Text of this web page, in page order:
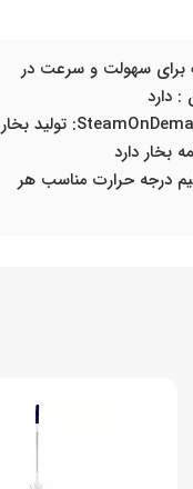
برای سهولت و سرعت در
: دارد
- قابلیت SteamOnDemand: تولید بخار
بخار دارد
درجه حرارت مناسب هر